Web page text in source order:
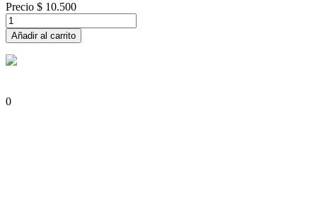
Precio $ 10.500
Añadir al carrito
0